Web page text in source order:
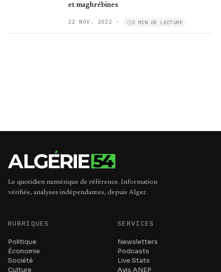
et maghrébines
22 NOV. 2022 · 2 MIN DE LECTURE
Le quotidien numérique de référence. Information
vérifiée, analyses indépendantes, depuis Alger.
RUBRIQUES
Politique
Économie
Société
Culture
SERVICES
Newsletters
Podcasts
Live Stats
Avis ANEP